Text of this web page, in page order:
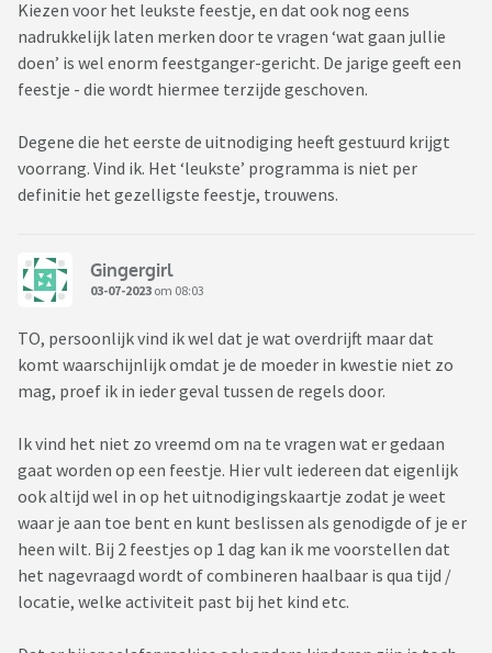
Kiezen voor het leukste feestje, en dat ook nog eens
nadrukkelijk laten merken door te vragen ‘wat gaan jullie
doen’ is wel enorm feestganger-gericht. De jarige geeft een
feestje - die wordt hiermee terzijde geschoven.
Degene die het eerste de uitnodiging heeft gestuurd krijgt
voorrang. Vind ik. Het ‘leukste’ programma is niet per
definitie het gezelligste feestje, trouwens.
Gingergirl
03-07-2023 om 08:03
TO, persoonlijk vind ik wel dat je wat overdrijft maar dat
komt waarschijnlijk omdat je de moeder in kwestie niet zo
mag, proef ik in ieder geval tussen de regels door.
Ik vind het niet zo vreemd om na te vragen wat er gedaan
gaat worden op een feestje. Hier vult iedereen dat eigenlijk
ook altijd wel in op het uitnodigingskaartje zodat je weet
waar je aan toe bent en kunt beslissen als genodigde of je er
heen wilt. Bij 2 feestjes op 1 dag kan ik me voorstellen dat
het nagevraagd wordt of combineren haalbaar is qua tijd /
locatie, welke activiteit past bij het kind etc.